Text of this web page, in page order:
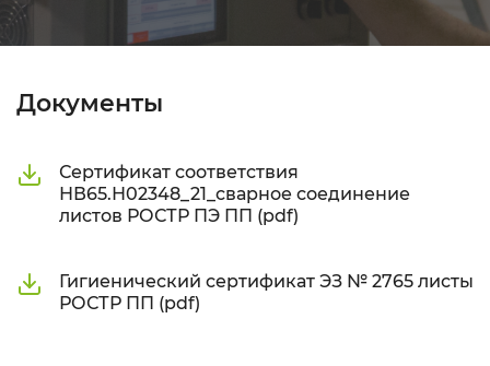
Документы
Сертификат соответствия
НВ65.Н02348_21_сварное соединение
листов РОСТР ПЭ ПП (pdf)
Гигиенический сертификат ЭЗ № 2765 листы
РОСТР ПП (pdf)